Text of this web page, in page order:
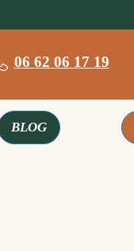
06 62 06 17 19
BLOG